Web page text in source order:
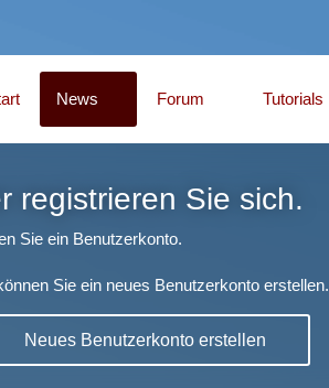
News Forum Tutorials
registrieren Sie sich.
Sie ein Benutzerkonto.
Sie ein neues Benutzerkonto erstellen.
Neues Benutzerkonto erstellen